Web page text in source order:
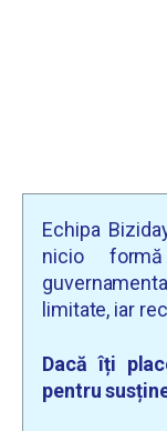
Echipa
nicio
limitate, iar
Dacă îți
pentru